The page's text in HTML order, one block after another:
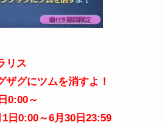
リス
ザグにツムを消すよ！
0:00～
日0:00～6月30日 23:59